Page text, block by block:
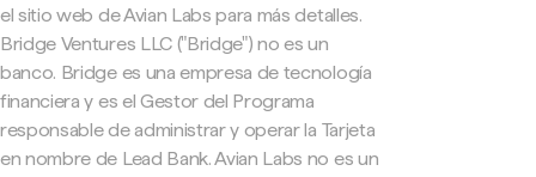
el sitio web de Avian Labs para más detalles.
Bridge Ventures LLC ("Bridge") no es un
banco. Bridge es una empresa de tecnología
financiera y es el Gestor del Programa
responsable de administrar y operar la Tarjeta
en nombre de Lead Bank. Avian Labs no es un